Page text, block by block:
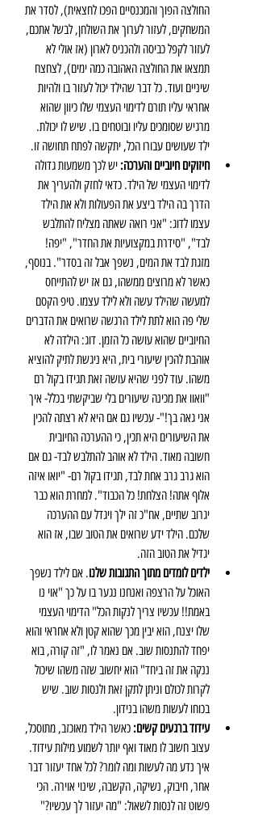
החולצה הפוך והמכנסיים הפכו לחצאית), לסדר את
המשחקים, לעזור לערוך את השולחן, לבשל אתכם,
לעזור לקפל כביסה ולהכניס לארון (אז אולי לא
תמצאו את החולצה האהובה כמה ימים), לצחצח
שיניים ועוד. כל דבר שהילד יכול לעזור בו ולהיות
אחראי עליו תורם לדימוי העצמי שלו כיוון שהוא
מרגיש שסומכים עליו ובוטחים בו. שיש לו יכולת.
ילד שעושים עבורו הכל, יתקשה לפתח תחושה זו.
חיזוקים חיוביים והערכה: יש לכך משמעות גדולה
לדימוי העצמי של הילד. כדאי לחזק ולהעריך את
הדרך בה הילד ביצע את הפעולות ולא את הילד
עצמו לדוג: "אני רואה שאתה מצליח להתלבש
לבד", "סידרת במקצועיות את החדר", "יפה!
מזגת לבד את המים, נשפך אבל זה בסדר". בנוסף,
כאשר לא מרוצים ממשהו, גם אז יש להתייחס
למעשה שהילד עשה ולא לילד עצמו. טיפ הקסם
שלי פה הוא לתת לילד הרגשה שרואים את הדברים
החיוביים שהוא עושה כל הזמן. דוג: הילדה לא
אוהבת להכין שיעורי בית, היא ניגשת לתיק להוציא
משהו. עוד לפני שהיא עושה זאת תגידו בקול רם
"וואוו את מכינה שיעורים בלי שביקשתי בכלל- איך
אני גאה בך!"- עכשיו גם אם היא לא רצתה להכין
את השיעורים היא תכין, כי ההערכה החיובית
חשובה מאוד. הילד לא אוהב להתלבש לבד- גם אם
הוא גרב גרב אחת לבד, תגידו בקול רם- "יואו איזה
אלוף אתה! הצלחת! כל הכבוד". למחרת הוא כבר
יגרוב שתיים, אח"כ זה ילך ויגדל עם ההערכה
שלכם. הילד ידע שרואים את הטוב שבו, אז הוא
יגדיל את הטוב הזה.
ילדים לומדים מתוך התגובות שלנו. אם לילד נשפך
האוכל על הרצפה ואנחנו נגער בו על כך "אוי נו
באמת!! עכשיו צריך לנקות הכל" הדימוי העצמי
שלו יצנח, הוא יבין מכך שהוא קטן ולא אחראי והוא
יפחד להתנסות שוב. אם נאמר לו, "זה קורה, בוא
ננקה את זה ביחד" הוא יחשוב שזה משהו שיכול
לקרות לכולם וניתן לתקן זאת ולנסות שוב. שיש
בכוחו לעשות משהו בנידון.
עידוד ברגעים קשים: כאשר הילד מאוכזב, מתוסכל,
עצוב חשוב לו מאוד ואף יותר לשמוע מילות עידוד.
איך נדע מה לעשות ומה לומר? לכל אחד יעזור דבר
אחר, חיבוק, נשיקה, הקשבה, שינוי אוירה. הכי
פשוט זה לנסות לשאול: "מה יעזור לך עכשיו?"